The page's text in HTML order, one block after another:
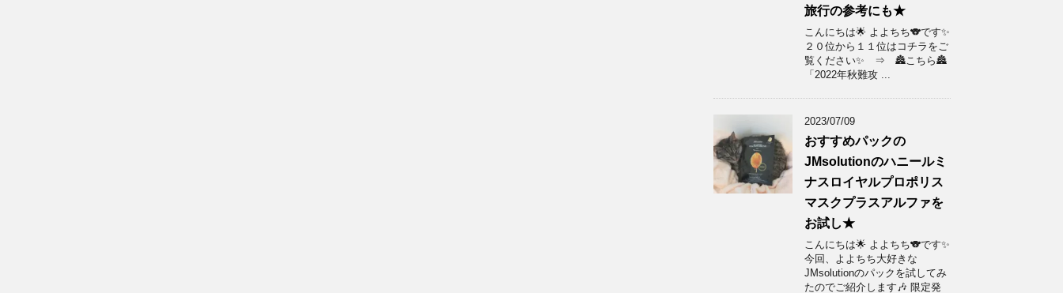
旅行の参考にも★
こんにちは🌟 よよちち🐨です✨
２０位から１１位はコチラをご
覧ください✨ ⇒ 🏯こちら🏯
「2022年秋難攻 ...
2023/07/09
おすすめパックの
JMsolutionのハニールミ
ナスロイヤルプロポリス
マスクプラスアルファを
お試し★
こんにちは🌟 よよちち🐨です✨
今回、よよちち大好きな
JMsolutionのパックを試してみ
たのでご紹介します🎶 限定発